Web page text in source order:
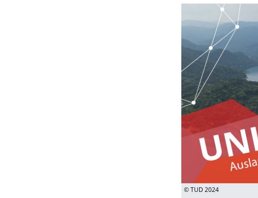
© TUD 2024